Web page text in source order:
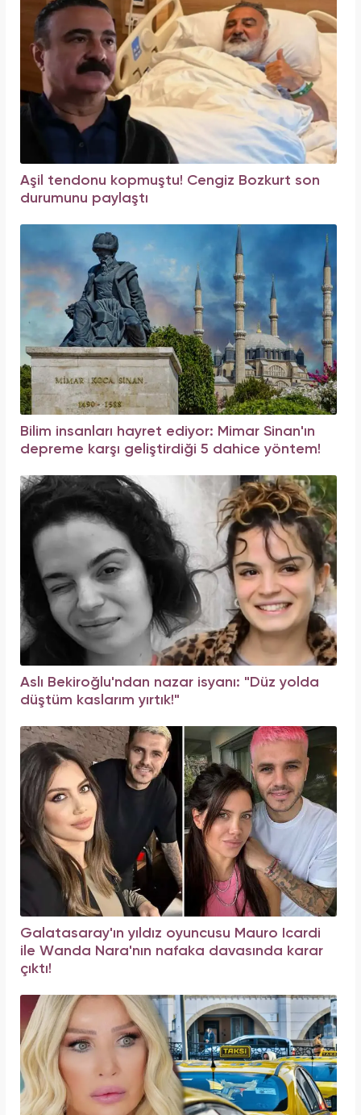
Aşil tendonu kopmuştu! Cengiz Bozkurt son
durumunu paylaştı
Bilim insanları hayret ediyor: Mimar Sinan'ın
depreme karşı geliştirdiği 5 dahice yöntem!
Aslı Bekiroğlu'ndan nazar isyanı: "Düz yolda
düştüm kaslarım yırtık!"
Galatasaray'ın yıldız oyuncusu Mauro Icardi
ile Wanda Nara'nın nafaka davasında karar
çıktı!